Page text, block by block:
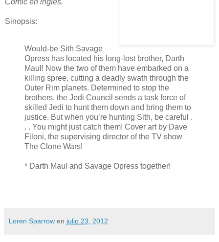
Cómic en inglés.
Sinopsis:
Would-be Sith Savage
Opress has located his long-lost brother, Darth
Maul! Now the two of them have embarked on a
killing spree, cutting a deadly swath through the
Outer Rim planets. Determined to stop the
brothers, the Jedi Council sends a task force of
skilled Jedi to hunt them down and bring them to
justice. But when you’re hunting Sith, be careful .
. . You might just catch them! Cover art by Dave
Filoni, the supervising director of the TV show
The Clone Wars!
* Darth Maul and Savage Opress together!
Loren Sparrow en julio 23, 2012